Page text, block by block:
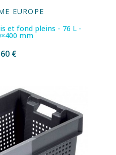
EUROPE
et fond pleins - 76 L -
mm
€